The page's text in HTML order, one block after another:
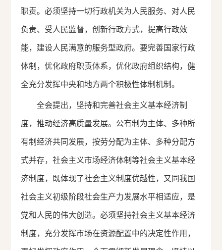
职责。必须坚持一切行政机关为人民服务、对人民
负责、受人民监督，创新行政方式，提高行政效
能，建设人民满意的服务型政府。要完善国家行政
体制，优化政府职责体系，优化政府组织结构，健
全充分发挥中央和地方两个积极性体制机制。
全会提出，坚持和完善社会主义基本经济制
度，推动经济高质量发展。公有制为主体、多种所
有制经济共同发展，按劳分配为主体、多种分配方
式并存，社会主义市场经济体制等社会主义基本经
济制度，既体现了社会主义制度优越性，又同我国
社会主义初级阶段社会生产力发展水平相适应，是
党和人民的伟大创造。必须坚持社会主义基本经济
制度，充分发挥市场在资源配置中的决定性作用，